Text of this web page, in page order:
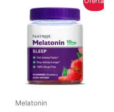
Melatonin